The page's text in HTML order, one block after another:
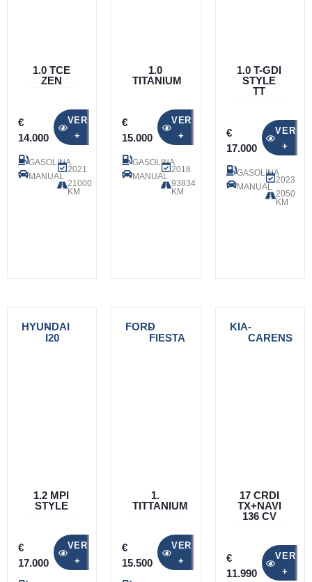
1.0 TCE
ZEN
€
14.000
VER
+
GASOLINA
MANUAL
2021
21000
KM
1.0
TITANIUM
€
15.000
VER
+
GASOLINA
MANUAL
2018
93834
KM
1.0 T-GDI
STYLE
TT
€
17.000
VER
+
GASOLINA
MANUAL
2023
2050
KM
HYUNDAI
-
I20
1.2 MPI
STYLE
€
17.000
VER
+
FORD
-
FIESTA
1.
TITTANIUM
€
15.500
VER
+
KIA-
CARENS
17 CRDI
TX+NAVI
136 CV
€
11.990
VER
+